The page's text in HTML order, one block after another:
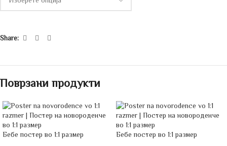
Share:
Поврзани продукти
Бебе постeр во 1:1 размер Бебе постeр во 1:1 размер